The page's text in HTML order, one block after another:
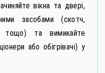
вікна та двері,
засобами (скотч,
тощо) та вимикайте
або обігрівачі) у